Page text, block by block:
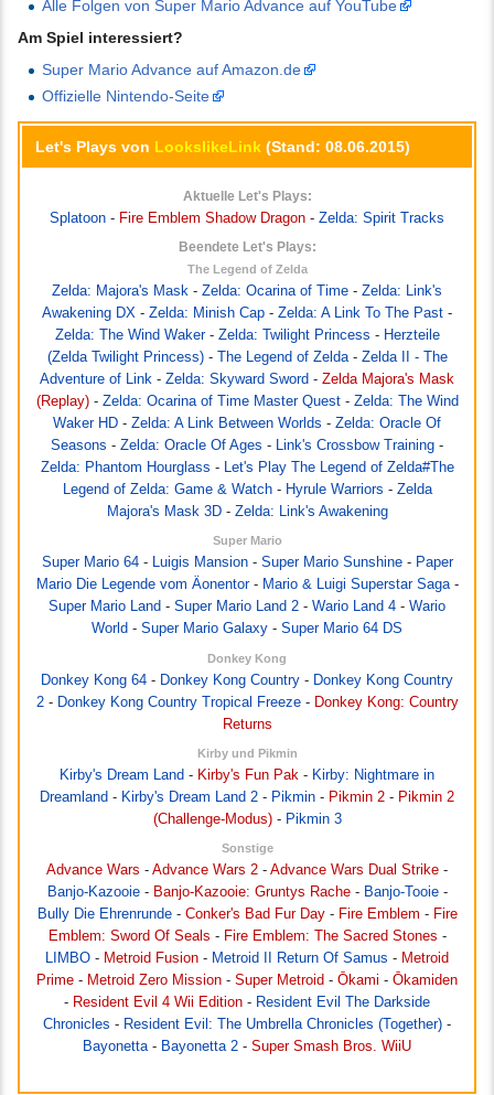
Alle Folgen von Super Mario Advance auf YouTube
Am Spiel interessiert?
Super Mario Advance auf Amazon.de
Offizielle Nintendo-Seite
Let's Plays von LookslikeLink (Stand: 08.06.2015)
Aktuelle Let's Plays:
Splatoon - Fire Emblem Shadow Dragon - Zelda: Spirit Tracks
Beendete Let's Plays:
The Legend of Zelda
Zelda: Majora's Mask - Zelda: Ocarina of Time - Zelda: Link's
Awakening DX - Zelda: Minish Cap - Zelda: A Link To The Past -
Zelda: The Wind Waker- Zelda: Twilight Princess - Herzteile
(Zelda Twilight Princess)- The Legend of Zelda- Zelda II - The
Adventure of Link - Zelda: Skyward Sword - Zelda Majora's Mask
(Replay)- Zelda: Ocarina of Time Master Quest- Zelda: The Wind
Waker HD - Zelda: A Link Between Worlds - Zelda: Oracle Of
Seasons - Zelda: Oracle Of Ages - Link's Crossbow Training -
Zelda: Phantom Hourglass - Let's Play The Legend of Zelda#The
Legend of Zelda: Game & Watch- Hyrule Warriors - Zelda
Majora's Mask 3D- Zelda: Link's Awakening
Super Mario
Super Mario 64- Luigis Mansion- Super Mario Sunshine- Paper
Mario Die Legende vom Äonentor- Mario & Luigi Superstar Saga-
Super Mario Land - Super Mario Land 2 - Wario Land 4 - Wario
World - Super Mario Galaxy - Super Mario 64 DS
Donkey Kong
Donkey Kong 64 - Donkey Kong Country - Donkey Kong Country
2- Donkey Kong Country Tropical Freeze- Donkey Kong: Country
Returns
Kirby und Pikmin
Kirby's Dream Land - Kirby's Fun Pak - Kirby: Nightmare in
Dreamland - Kirby's Dream Land 2 - Pikmin - Pikmin 2 - Pikmin 2
(Challenge-Modus)- Pikmin 3
Sonstige
Advance Wars - Advance Wars 2 - Advance Wars Dual Strike -
Banjo-Kazooie- Banjo-Kazooie: Gruntys Rache- Banjo-Tooie-
Bully Die Ehrenrunde- Conker's Bad Fur Day- Fire Emblem - Fire
Emblem: Sword Of Seals - Fire Emblem: The Sacred Stones -
LIMBO - Metroid Fusion - Metroid II Return Of Samus - Metroid
Prime - Metroid Zero Mission - Super Metroid - Ōkami - Ōkamiden
- Resident Evil 4 Wii Edition - Resident Evil The Darkside
Chronicles - Resident Evil: The Umbrella Chronicles (Together) -
Bayonetta- Bayonetta 2 - Super Smash Bros. WiiU